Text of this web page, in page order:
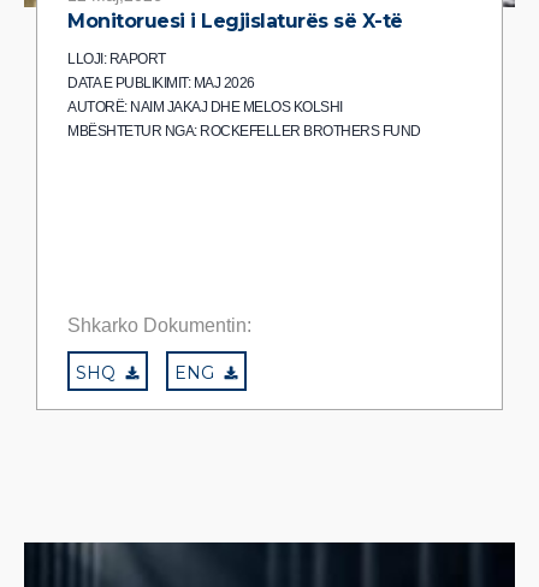
Monitoruesi i Legjislaturës së X-të
LLOJI: RAPORT
DATA E PUBLIKIMIT: MAJ 2026
AUTORË: NAIM JAKAJ DHE MELOS KOLSHI
MBËSHTETUR NGA: ROCKEFELLER BROTHERS FUND
Shkarko Dokumentin:
SHQ ENG